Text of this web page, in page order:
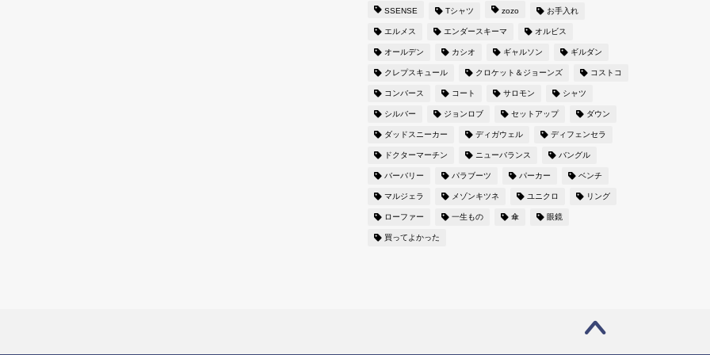
SSENSE Tシャツ zozo お手入れ
エルメス エンダースキーマ オルビス
オールデン カシオ ギャルソン ギルダン
クレプスキュール クロケット＆ジョーンズ コストコ
コンバース コート サロモン シャツ
シルバー ジョンロブ セットアップ ダウン
ダッドスニーカー ディガウェル ディフェンセラ
ドクターマーチン ニューバランス バングル
バーバリー パラブーツ パーカー ベンチ
マルジェラ メゾンキツネ ユニクロ リング
ローファー 一生もの 傘 眼鏡
買ってよかった